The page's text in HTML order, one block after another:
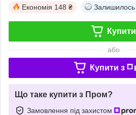
Економія 148 ₴ Залишилось
Купити
або
Купити з
Що таке купити з Пром?
Замовлення під захистом